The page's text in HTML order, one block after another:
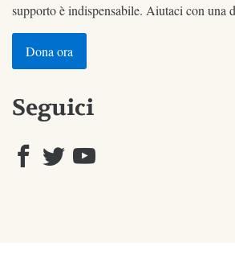
supporto è indispensabile. Aiutaci con una
Dona ora
Seguici